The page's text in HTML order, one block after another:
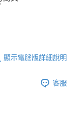
顯示電腦版詳細說明
客服